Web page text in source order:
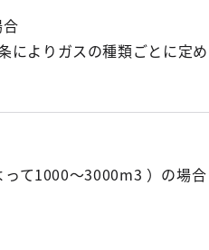
によりガスの種類ごとに定
て1000〜3000m3 ）の場合